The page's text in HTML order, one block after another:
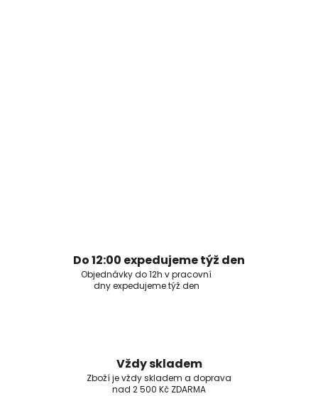
Do 12:00 expedujeme týž den
Objednávky do 12h v pracovní
dny expedujeme týž den
Vždy skladem
Zboží je vždy skladem a doprava
nad 2 500 Kč ZDARMA